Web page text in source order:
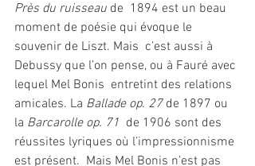
Près du ruisseau de  1894 est un beau
moment de poésie qui évoque le
souvenir de Liszt. Mais  c’est aussi à
Debussy que l’on pense, ou à Fauré avec
lequel Mel Bonis  entretint des relations
amicales. La Ballade op. 27 de 1897 ou
la Barcarolle op. 71
  de 1906 sont des
réussites lyriques où l’impressionnisme
est présent.  Mais Mel Bonis n’est pas